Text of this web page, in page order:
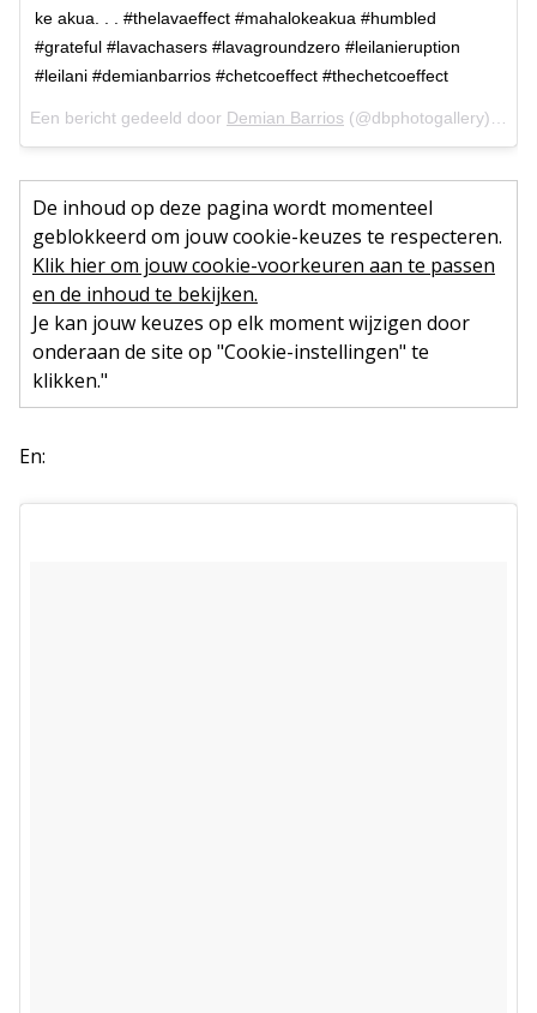
ke akua. . . #thelavaeffect #mahalokeakua #humbled
#grateful #lavachasers #lavagroundzero #leilanieruption
#leilani #demianbarrios #chetcoeffect #thechetcoeffect
Een bericht gedeeld door Demian Barrios (@dbphotogallery) op
De inhoud op deze pagina wordt momenteel
geblokkeerd om jouw cookie-keuzes te respecteren.
Klik hier om jouw cookie-voorkeuren aan te passen
en de inhoud te bekijken.
Je kan jouw keuzes op elk moment wijzigen door
onderaan de site op "Cookie-instellingen" te
klikken."
En: